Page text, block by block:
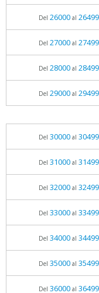
Del 26000al 26499
Del 27000al 27499
Del 28000al 28499
Del 29000al 29499
Del 30000al 30499
Del 31000al 31499
Del 32000al 32499
Del 33000al 33499
Del 34000al 34499
Del 35000al 35499
Del 36000al 36499